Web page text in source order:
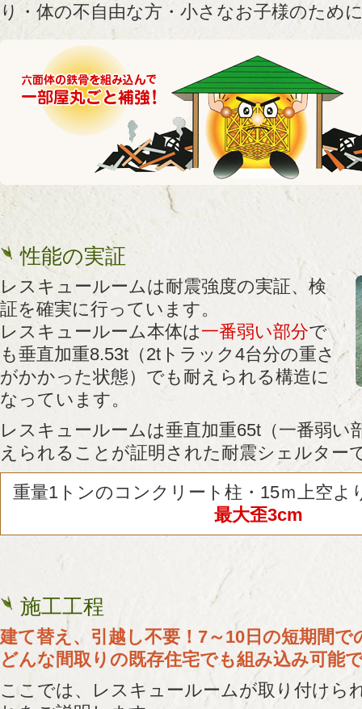
り・体の不自由な方・小さなお子様のため
性能の実証
レスキュールームは耐震強度の実証、検
証を確実に行っています。
レスキュールーム本体は一番弱い部分で
も垂直加重8.53t（2tトラック4台分の重さ
がかかった状態）でも耐えられる構造に
なっています。
レスキュールームは垂直加重65t（一番弱い
えられることが証明された耐震シェルター
重量1トンのコンクリート柱・15ｍ上空
最大歪3cm
施工工程
建て替え、引越し不要！7～10日の短期間で
どんな間取りの既存住宅でも組み込み可能
ここでは、レスキュールームが取り付けら